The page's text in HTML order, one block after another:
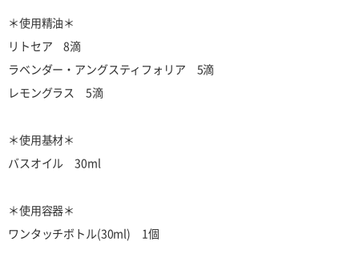
＊使用精油＊
リトセア 8滴
ラベンダー・アングスティフォリア 5滴
レモングラス 5滴
＊使用基材＊
バスオイル 30ml
＊使用容器＊
ワンタッチボトル(30ml) 1個